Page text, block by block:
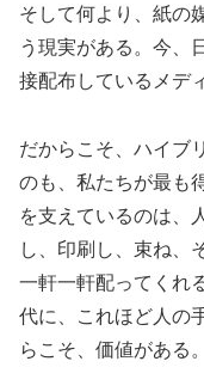
そして何より、紙の
う現実がある。今、
接配布しているメデ
だからこそ、ハイブ
のも、私たちが最も
を支えているのは、
し、印刷し、束ね、
一軒一軒配ってくれ
代に、これほど人の
らこそ、価値がある。